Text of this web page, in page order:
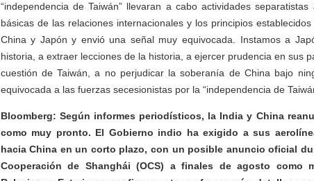
“independencia de Taiwán” llevaran a cabo actividades
básicas de las relaciones internacionales y los principios
China y Japón y envió una señal muy equivocada. Instamos a
historia, a extraer lecciones de la historia, a ejercer prudencia en sus
cuestión de Taiwán, a no perjudicar la soberanía de China bajo
equivocada a las fuerzas secesionistas por la “independencia de
Bloomberg: Según informes periodísticos, la India y China
como muy pronto. El Gobierno indio ha exigido a sus
hacia China en un corto plazo, con un posible anuncio oficial
Cooperación de Shanghái (OCS) a finales de agosto como